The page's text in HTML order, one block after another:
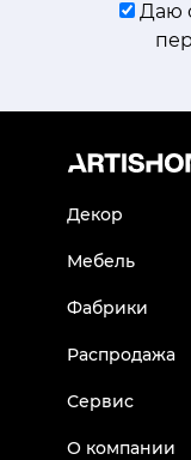
Даю
Декор
Мебель
Фабрики
Распродажа
Сервис
О компании